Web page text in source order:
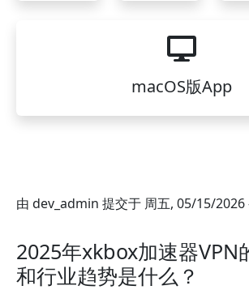
macOS版App
由 dev_admin 提交于 周五, 05/15/2026
2025年xkbox加速器VPN
和行业趋势是什么？